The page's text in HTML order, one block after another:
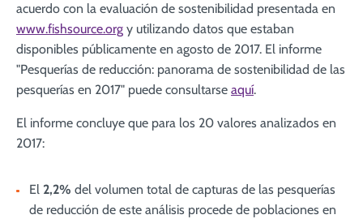
acuerdo con la evaluación de sostenibilidad presentada en
www.fishsource.org y utilizando datos que estaban
disponibles públicamente en agosto de 2017. El informe
"Pesquerías de reducción: panorama de sostenibilidad de las
pesquerías en 2017" puede consultarse aquí.
El informe concluye que para los 20 valores analizados en
2017:
El 2,2% del volumen total de capturas de las pesquerías
de reducción de este análisis procede de poblaciones en